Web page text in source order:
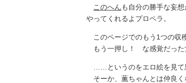
このへんも自分の勝手な妄
やってくれるよプロペラ。
このページでのもう1つの収
もう一押し！ な感覚だった
……というのをエロ絵を見て
そーか、薫ちゃんとは仲良く